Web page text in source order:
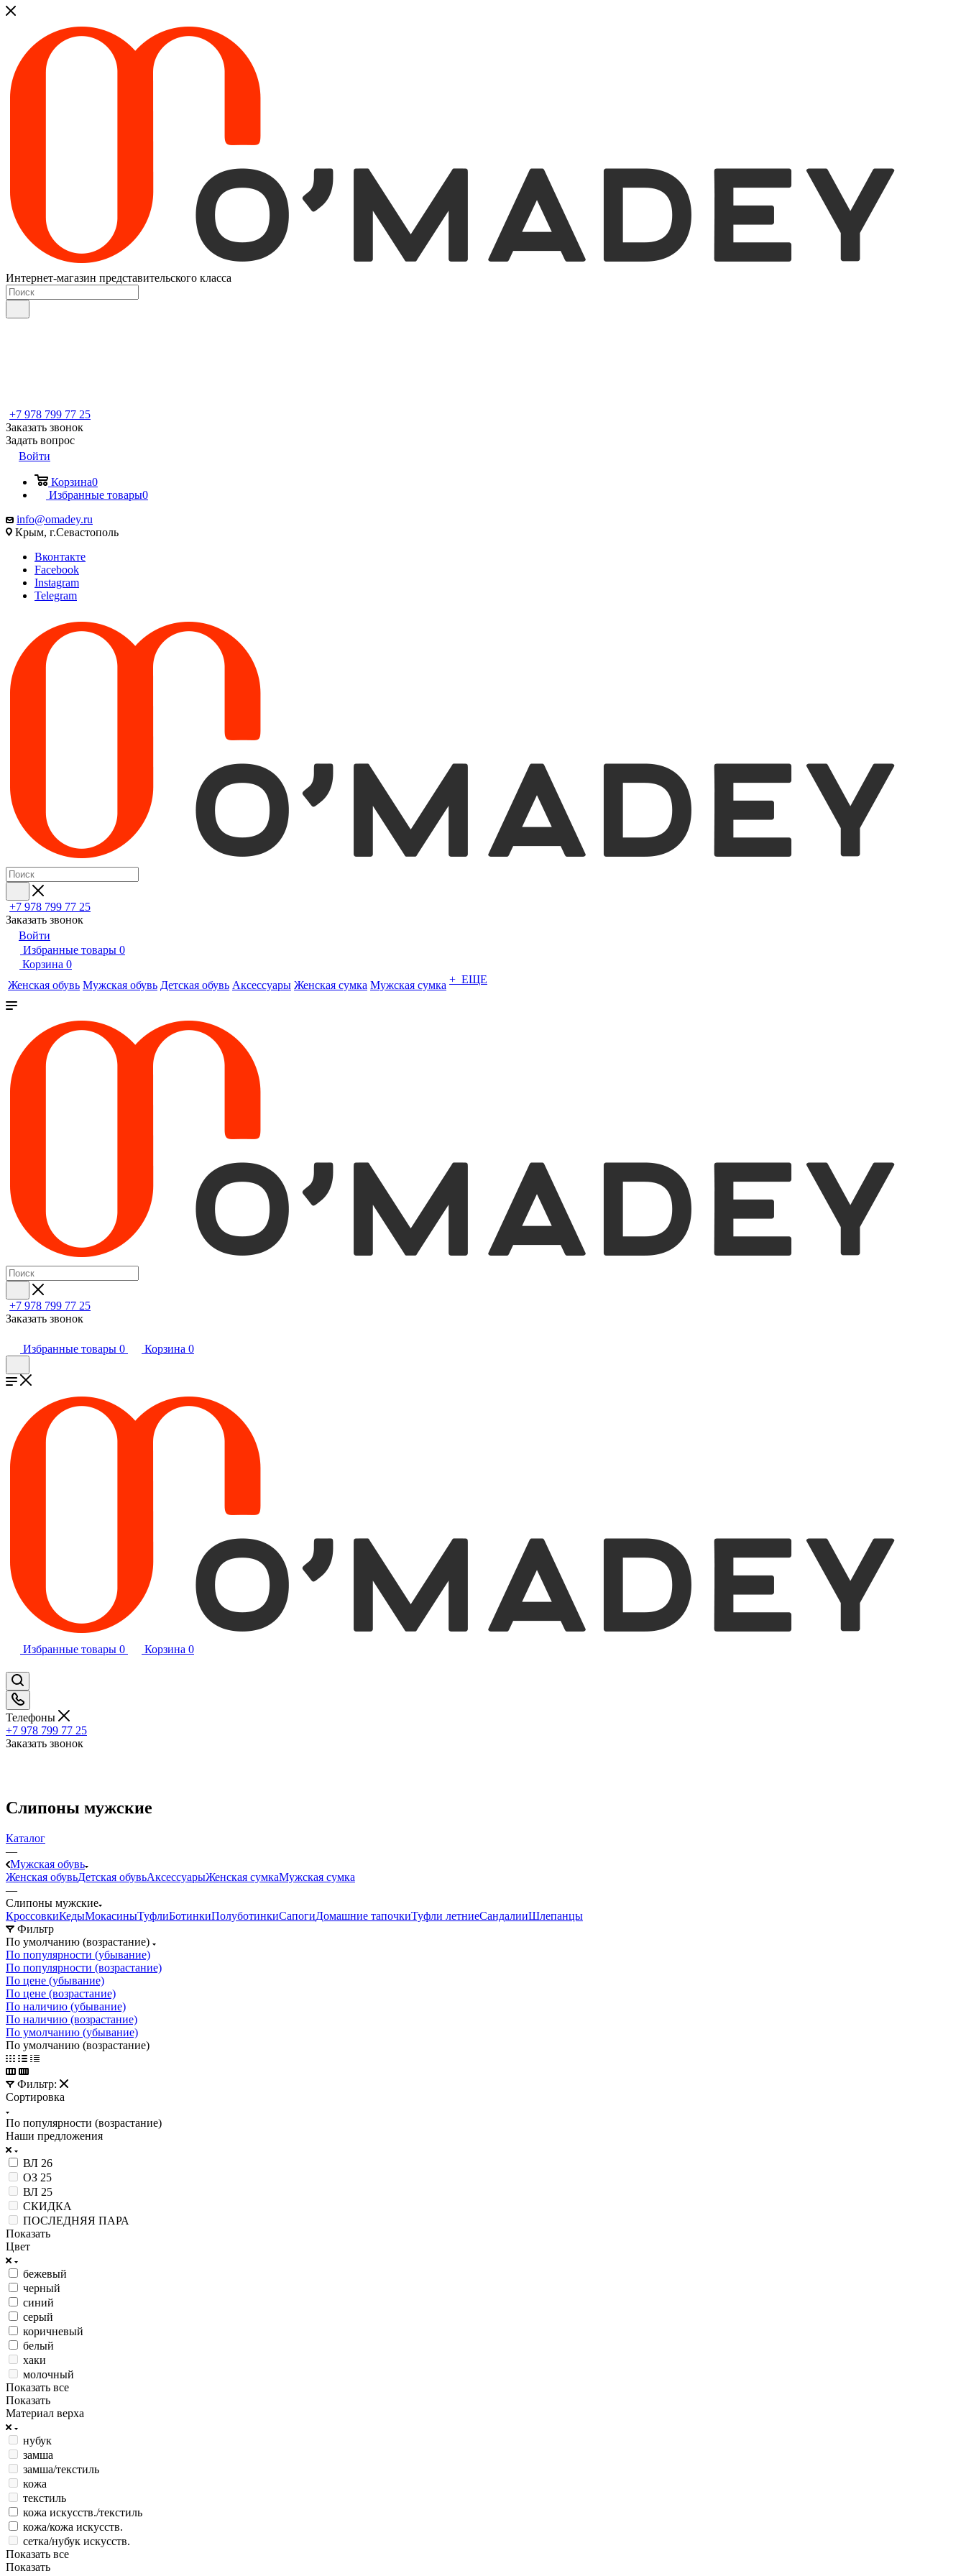
Интернет-магазин представительского класса
+7 978 799 77 25
Заказать звонок
Задать вопрос
Войти
Корзина0
Избранные товары0
info@omadey.ru
Крым, г.Севастополь
Вконтакте
Facebook
Instagram
Telegram
+7 978 799 77 25
Заказать звонок
Войти
Избранные товары 0
Корзина 0
Женская обувь Мужская обувь Детская обувь Аксессуары Женская сумка Мужская сумка + ЕЩЕ
+7 978 799 77 25
Заказать звонок
Избранные товары 0 Корзина 0
Избранные товары 0 Корзина 0
Телефоны
+7 978 799 77 25
Заказать звонок
Слипоны мужские
Каталог
—
Мужская обувь
Женская обувьДетская обувьАксессуарыЖенская сумкаМужская сумка
—
Слипоны мужские
КроссовкиКедыМокасиныТуфлиБотинкиПолуботинкиСапогиДомашние тапочкиТуфли летниеСандалииШлепанцы
Фильтр
По умолчанию (возрастание)
По популярности (убывание)
По популярности (возрастание)
По цене (убывание)
По цене (возрастание)
По наличию (убывание)
По наличию (возрастание)
По умолчанию (убывание)
По умолчанию (возрастание)
Фильтр:
Сортировка
По популярности (возрастание)
Наши предложения
ВЛ 26
ОЗ 25
ВЛ 25
СКИДКА
ПОСЛЕДНЯЯ ПАРА
Показать
Цвет
бежевый
черный
синий
серый
коричневый
белый
хаки
молочный
Показать все
Показать
Материал верха
нубук
замша
замша/текстиль
кожа
текстиль
кожа искусств./текстиль
кожа/кожа искусств.
сетка/нубук искусств.
Показать все
Показать